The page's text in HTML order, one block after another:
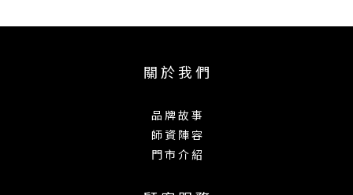
關 於 我 們
品 牌 故 事
師 資 陣 容
門 市 介 紹